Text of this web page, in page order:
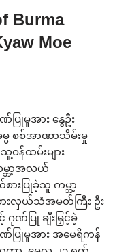
Burma
Moe
ြုမှုအား နွေဦး
စစ်အာဏာသိမ်းမှု
န်ထမ်းများ
မ္ဘာ့အလယ်
းပြုခဲ့သူ ကမ္ဘာ့
ားလှယ်သံအမတ်ကြီး ဦး
ဏ်ပြု ချီးမြှင့်ခဲ့
ြုမှုအား အမေရိကန်